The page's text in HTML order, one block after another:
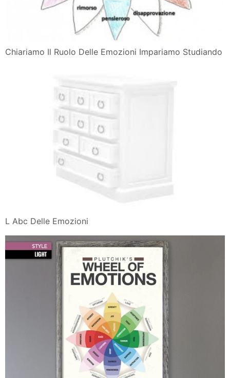
Chiariamo Il Ruolo Delle Emozioni Impariamo Studiando
L Abc Delle Emozioni